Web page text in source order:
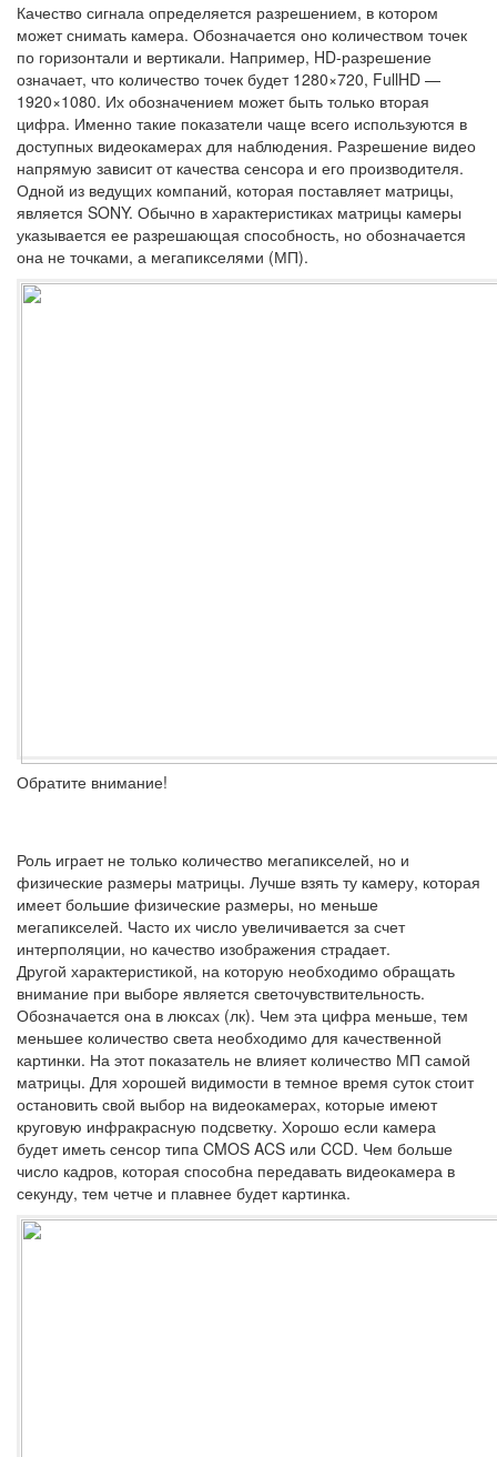
Качество сигнала определяется разрешением, в котором
может снимать камера. Обозначается оно количеством точек
по горизонтали и вертикали. Например, HD-разрешение
означает, что количество точек будет 1280×720, FullHD —
1920×1080. Их обозначением может быть только вторая
цифра. Именно такие показатели чаще всего используются в
доступных видеокамерах для наблюдения. Разрешение видео
напрямую зависит от качества сенсора и его производителя.
Одной из ведущих компаний, которая поставляет матрицы,
является SONY. Обычно в характеристиках матрицы камеры
указывается ее разрешающая способность, но обозначается
она не точками, а мегапикселями (МП).
Обратите внимание!
Роль играет не только количество мегапикселей, но и
физические размеры матрицы. Лучше взять ту камеру, которая
имеет большие физические размеры, но меньше
мегапикселей. Часто их число увеличивается за счет
интерполяции, но качество изображения страдает.
Другой характеристикой, на которую необходимо обращать
внимание при выборе является светочувствительность.
Обозначается она в люксах (лк). Чем эта цифра меньше, тем
меньшее количество света необходимо для качественной
картинки. На этот показатель не влияет количество МП самой
матрицы. Для хорошей видимости в темное время суток стоит
остановить свой выбор на видеокамерах, которые имеют
круговую инфракрасную подсветку. Хорошо если камера
будет иметь сенсор типа CMOS ACS или CCD. Чем больше
число кадров, которая способна передавать видеокамера в
секунду, тем четче и плавнее будет картинка.